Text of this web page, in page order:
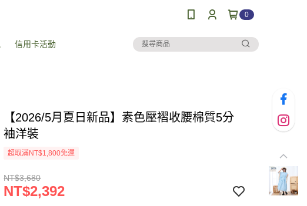
0
信用卡活動
【2026/5月夏日新品】素色壓褶收腰棉質5分
袖洋裝
超取滿NT$1,800免運
NT$3,680
NT$2,392